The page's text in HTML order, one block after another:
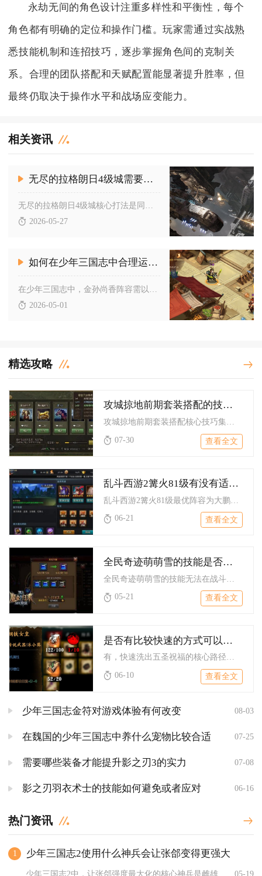
永劫无间的角色设计注重多样性和平衡性，每个
角色都有明确的定位和操作门槛。玩家需通过实战熟
悉技能机制和连招技巧，逐步掌握角色间的克制关
系。合理的团队搭配和天赋配置能显著提升胜率，但
最终仍取决于操作水平和战场应变能力。
相关资讯
无尽的拉格朗日4级城需要怎样打
无尽的拉格朗日4级城核心打法是同盟协同、先清外围据点再集火主...
2026-05-27
如何在少年三国志中合理运用金孙尚香阵容的技能
2026-05-01
精选攻略
攻城掠地前期套装搭配的技巧有哪些值得注意
07-30
查看全文
乱斗西游2篝火81级有没有适合的阵容推荐
乱斗西游2篝火81级最优阵容为大鹏金翅雕+二郎神+金角大王，...
06-21
查看全文
全民奇迹萌萌雪的技能是否可以在战斗中切换
05-21
查看全文
是否有比较快速的方式可以洗五圣在影之刃3中
有，快速洗出五圣祝福的核心路径是：锁定50级传说衣服、按黄-...
06-10
查看全文
少年三国志金符对游戏体验有何改变 08-03
在魏国的少年三国志中养什么宠物比较合适 07-25
需要哪些装备才能提升影之刃3的实力 07-08
影之刃羽衣术士的技能如何避免或者应对 06-16
热门资讯
1 少年三国志2使用什么神兵会让张郃变得更强大
05-19